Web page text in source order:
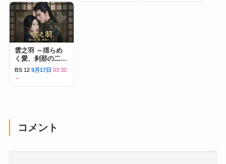
雲之羽 ～揺らめ
く愛、刹那の二人
～
BS 12 9月17日 03:30
～
コメント